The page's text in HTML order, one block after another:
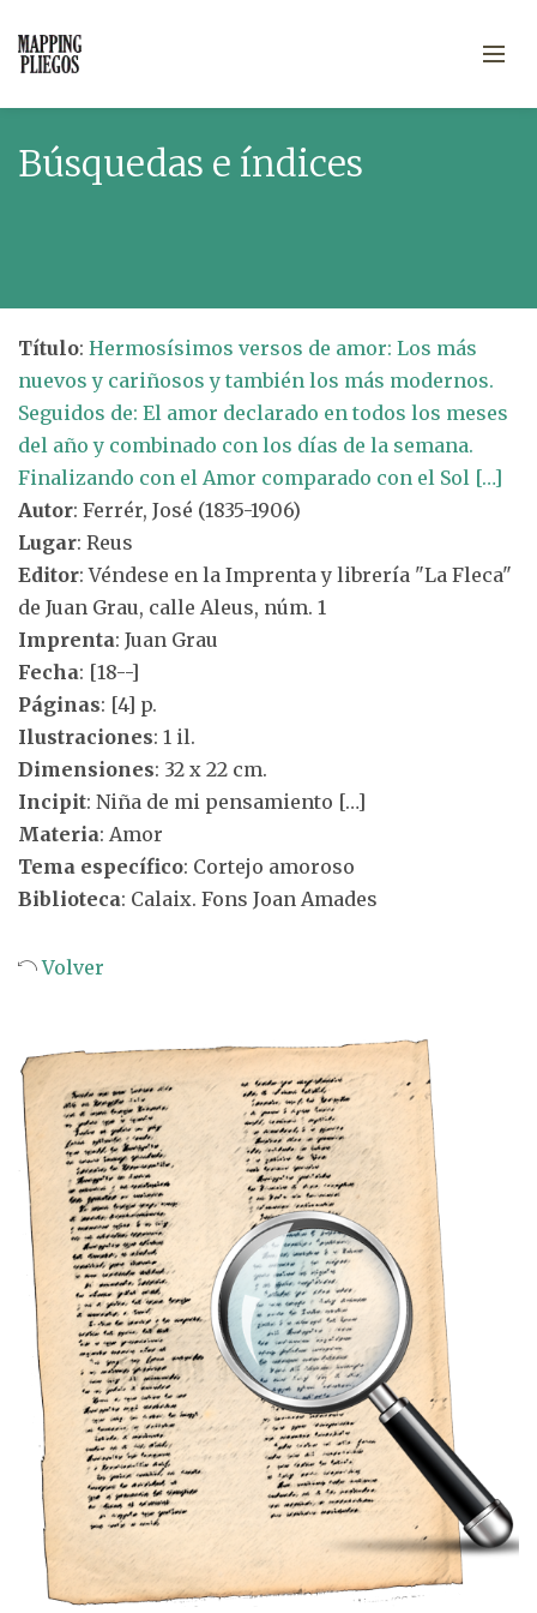
Búsquedas e índices
Título: Hermosísimos versos de amor: Los más
nuevos y cariñosos y también los más modernos.
Seguidos de: El amor declarado en todos los meses
del año y combinado con los días de la semana.
Finalizando con el Amor comparado con el Sol […]
Autor: Ferrér, José (1835-1906)
Lugar: Reus
Editor: Véndese en la Imprenta y librería "La Fleca"
de Juan Grau, calle Aleus, núm. 1
Imprenta: Juan Grau
Fecha: [18--]
Páginas: [4] p.
Ilustraciones: 1 il.
Dimensiones: 32 x 22 cm.
Incipit: Niña de mi pensamiento […]
Materia: Amor
Tema específico: Cortejo amoroso
Biblioteca: Calaix. Fons Joan Amades
Volver